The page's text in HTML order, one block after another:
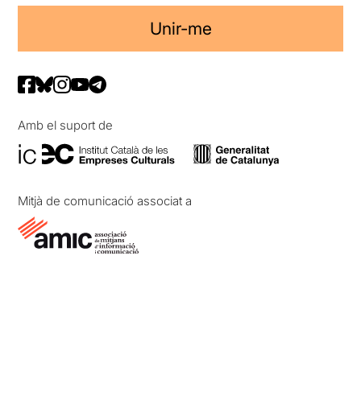
Unir-me
Amb el suport de
Mitjà de comunicació associat a